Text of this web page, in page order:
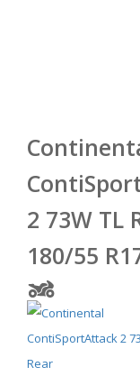
2 73W TL
180/55